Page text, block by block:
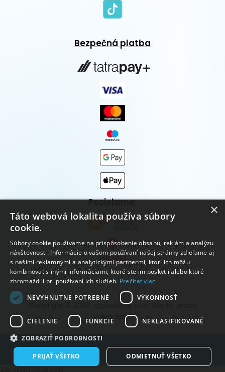
Bezpečná platba
Posielame:
Copyright © 2026 vpohodičke s.r.o. Všetky práva
vyhradené.
Vytvorené systémom ClickEshop.sk
×
Táto webová lokalita používa súbory
cookie.
Súbory cookie používame na prispôsobenie obsahu, reklám a analýzu
návštevnosti. Informácie o vašom používaní našej stránky zdieľame aj
s našimi reklamnými a analytickými partnermi, ktorí ich môžu
kombinovať s inými informáciami, ktoré ste im poskytli alebo ktoré
zhromaždili pri používaní ich služieb. Prečítať viac
NEVYHNUTNE POTREBNÉ
VÝKONNOSŤ
CIELENIE FUNKCIE NEKLASIFIKOVANÉ
ZOBRAZIŤ PODROBNOSTI
PRIJAŤ VŠETKO ODMIETNUŤ VŠETKO